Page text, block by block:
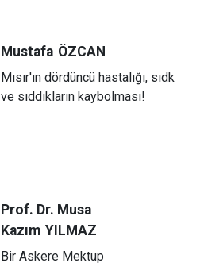
Mustafa ÖZCAN
Mısır'ın dördüncü hastalığı, sıdk
ve sıddıkların kaybolması!
Prof. Dr. Musa
Kazım YILMAZ
Bir Askere Mektup